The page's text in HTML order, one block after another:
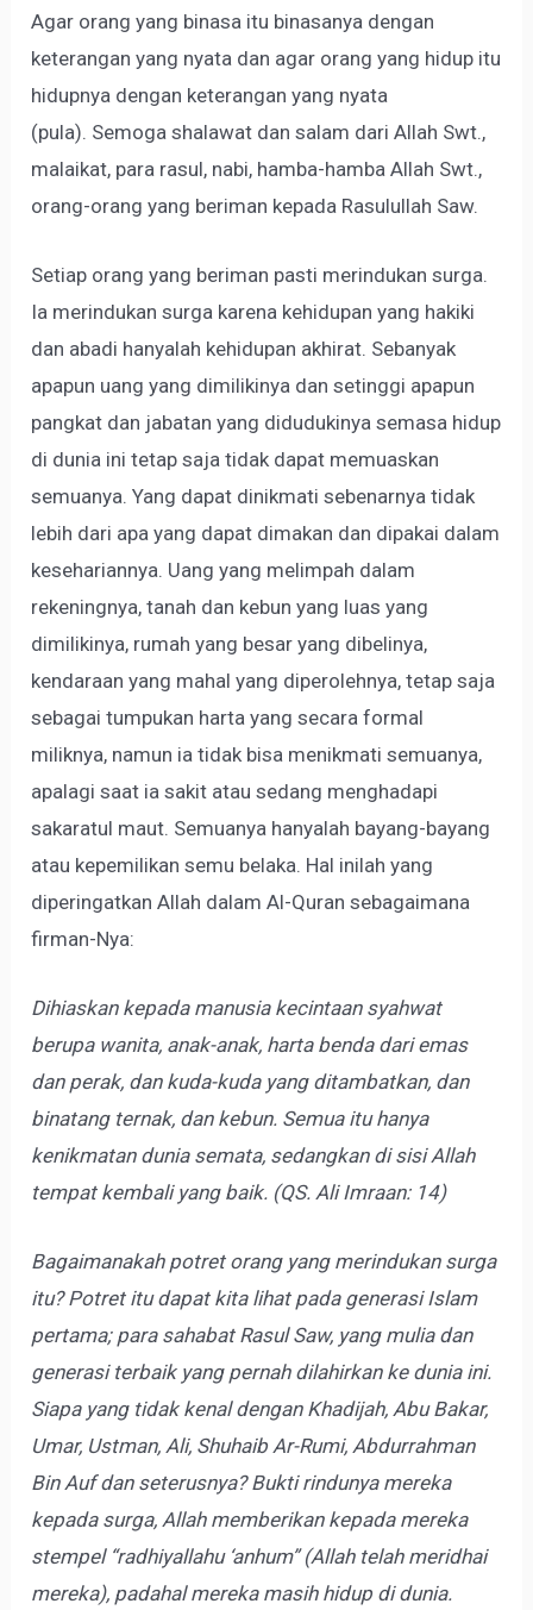
Agar orang yang binasa itu binasanya dengan
keterangan yang nyata dan agar orang yang hidup itu
hidupnya dengan keterangan yang nyata
(pula). Semoga shalawat dan salam dari Allah Swt.,
malaikat, para rasul, nabi, hamba-hamba Allah Swt.,
orang-orang yang beriman kepada Rasulullah Saw.
Setiap orang yang beriman pasti merindukan surga.
Ia merindukan surga karena kehidupan yang hakiki
dan abadi hanyalah kehidupan akhirat. Sebanyak
apapun uang yang dimilikinya dan setinggi apapun
pangkat dan jabatan yang didudukinya semasa hidup
di dunia ini tetap saja tidak dapat memuaskan
semuanya. Yang dapat dinikmati sebenarnya tidak
lebih dari apa yang dapat dimakan dan dipakai dalam
kesehariannya. Uang yang melimpah dalam
rekeningnya, tanah dan kebun yang luas yang
dimilikinya, rumah yang besar yang dibelinya,
kendaraan yang mahal yang diperolehnya, tetap saja
sebagai tumpukan harta yang secara formal
miliknya, namun ia tidak bisa menikmati semuanya,
apalagi saat ia sakit atau sedang menghadapi
sakaratul maut. Semuanya hanyalah bayang-bayang
atau kepemilikan semu belaka. Hal inilah yang
diperingatkan Allah dalam Al-Quran sebagaimana
firman-Nya:
Dihiaskan kepada manusia kecintaan syahwat
berupa wanita, anak-anak, harta benda dari emas
dan perak, dan kuda-kuda yang ditambatkan, dan
binatang ternak, dan kebun. Semua itu hanya
kenikmatan dunia semata, sedangkan di sisi Allah
tempat kembali yang baik. (QS. Ali Imraan: 14)
Bagaimanakah potret orang yang merindukan surga
itu? Potret itu dapat kita lihat pada generasi Islam
pertama; para sahabat Rasul Saw, yang mulia dan
generasi terbaik yang pernah dilahirkan ke dunia ini.
Siapa yang tidak kenal dengan Khadijah, Abu Bakar,
Umar, Ustman, Ali, Shuhaib Ar-Rumi, Abdurrahman
Bin Auf dan seterusnya? Bukti rindunya mereka
kepada surga, Allah memberikan kepada mereka
stempel “radhiyallahu ‘anhum” (Allah telah meridhai
mereka), padahal mereka masih hidup di dunia.